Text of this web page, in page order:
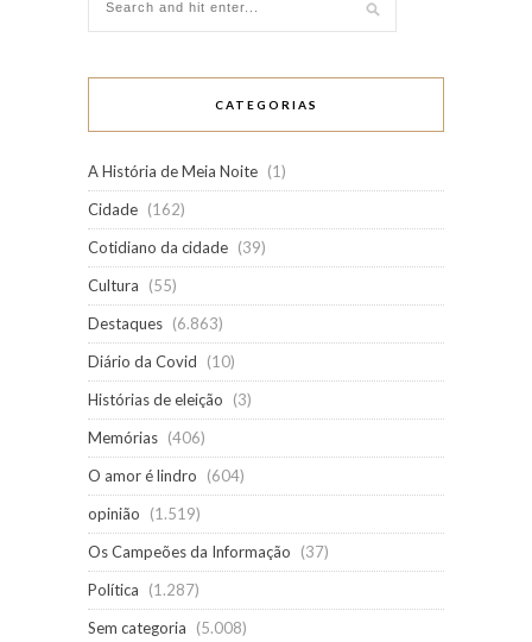
CATEGORIAS
A História de Meia Noite (1)
Cidade (162)
Cotidiano da cidade (39)
Cultura
(55)
Destaques (6.863)
Diário da Covid
(10)
Histórias de eleição
(3)
Memórias (406)
O amor é lindro
(604)
opinião
(1.519)
Os Campeões da Informação
(37)
Política
(1.287)
Sem categoria
(5.008)